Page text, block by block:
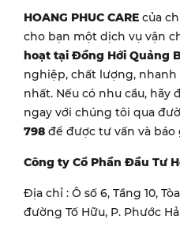
HOANG PHUC CARE của
cho bạn một dịch vụ vận
hoạt tại Đồng Hới Quảng
nghiệp, chất lượng,
nhất. Nếu có nhu cầu, hãy
ngay với chúng tôi qua
798 để được tư vấn và báo
Công ty Cổ Phần Đầu Tư
Địa chỉ : Ô số 6, Tầng 10,
đường Tố Hữu, P. Phước